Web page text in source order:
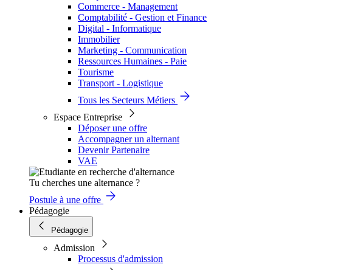
Commerce - Management
Comptabilité - Gestion et Finance
Digital - Informatique
Immobilier
Marketing - Communication
Ressources Humaines - Paie
Tourisme
Transport - Logistique
Tous les Secteurs Métiers
Espace Entreprise
Déposer une offre
Accompagner un alternant
Devenir Partenaire
VAE
Tu cherches une alternance ?
Postule à une offre
Pédagogie
Pédagogie
Admission
Processus d'admission